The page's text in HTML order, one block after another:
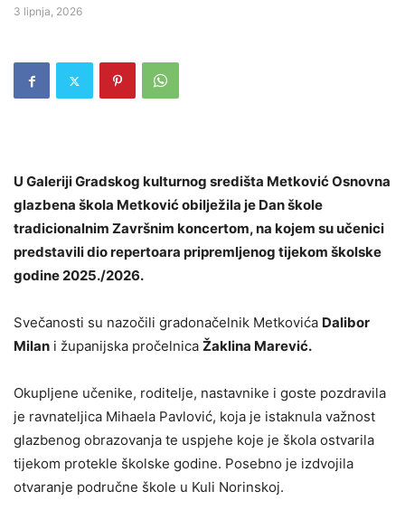
3 lipnja, 2026
U Galeriji Gradskog kulturnog središta Metković Osnovna
glazbena škola Metković obilježila je Dan škole
tradicionalnim Završnim koncertom, na kojem su učenici
predstavili dio repertoara pripremljenog tijekom školske
godine 2025./2026.
Svečanosti su nazočili gradonačelnik Metkovića Dalibor
Milan i županijska pročelnica Žaklina Marević.
Okupljene učenike, roditelje, nastavnike i goste pozdravila
je ravnateljica Mihaela Pavlović, koja je istaknula važnost
glazbenog obrazovanja te uspjehe koje je škola ostvarila
tijekom protekle školske godine. Posebno je izdvojila
otvaranje područne škole u Kuli Norinskoj.